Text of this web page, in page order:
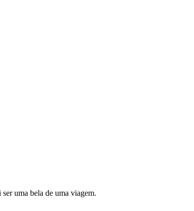
uma bela de uma viagem.